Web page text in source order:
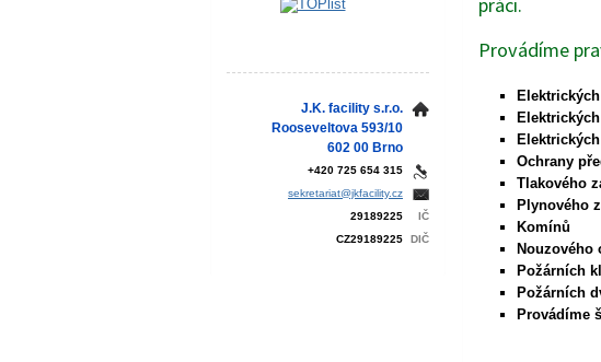
Provádíme
Ochrany
Tlakového
Plynového
Komínů
Nouzového
Požárních
Požárních
Provádíme
J.K. facility s.r.o.
Rooseveltova 593/10
602 00 Brno
+420 725 654 315
sekretariat@jkfacility.cz
IČ
29189225
DIČ
CZ29189225